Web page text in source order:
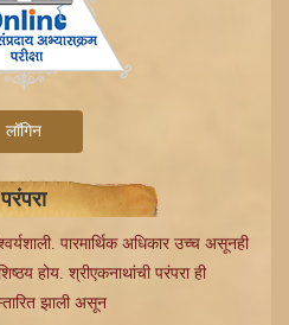
लॉगिन
परंपरा
पारमार्थिक अधिकार उच्च असूनही
होय. श्रीएकनाथांची परंपरा ही
झाली असून